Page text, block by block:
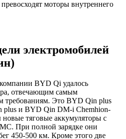
моторы внутреннего
электромобилей
BYD Qi удалось
отвечающим самым
требованиям. Это BYD Qin plus
plus и BYD Qin DM-i Chemhion-
тяговые аккумуляторы с
При полной зарядке они
450-500 км. Кроме этого две